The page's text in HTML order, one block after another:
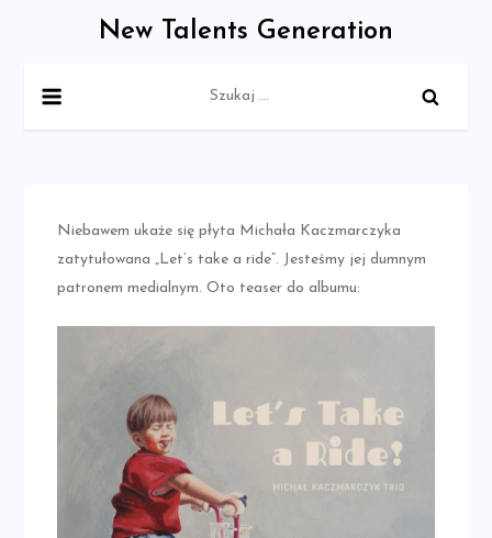
New Talents Generation
Niebawem ukaże się płyta Michała Kaczmarczyka
zatytułowana „Let’s take a ride”. Jesteśmy jej dumnym
patronem medialnym. Oto teaser do albumu: